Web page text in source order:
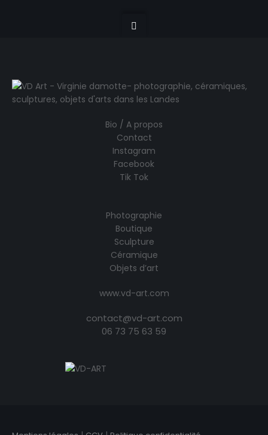
Bio / A propos
Contact
Instagram
Facebook
Tik Tok
Photographie
Boutique
Sculpture
Céramique
Objets d’art
www.vd-art.com
contact@vd-art.com
06 73 75 63 59